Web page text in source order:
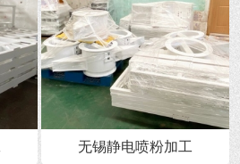
无锡静电喷粉加工